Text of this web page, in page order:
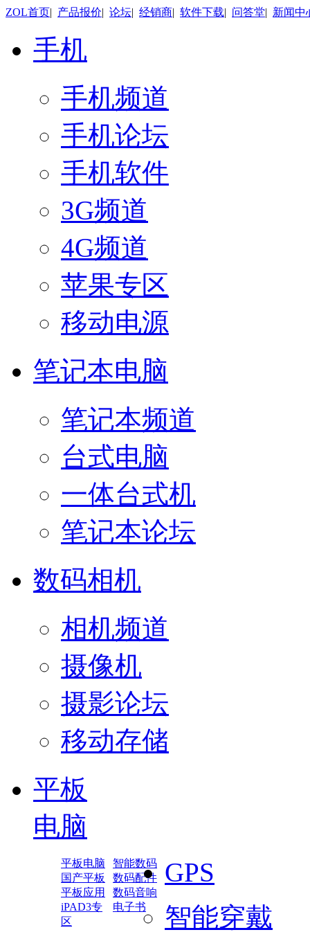
ZOL首页| 产品报价| 论坛| 经销商| 软件下载| 问答堂| 新闻中
手机
手机频道
手机论坛
手机软件
3G频道
4G频道
苹果专区
移动电源
笔记本电脑
笔记本频道
台式电脑
一体台式机
笔记本论坛
数码相机
相机频道
摄像机
摄影论坛
移动存储
平板
电脑
平板电脑
智能数码
国产平板
数码配件
平板应用
数码音响
iPAD3专
区
电子书
GPS
智能穿戴